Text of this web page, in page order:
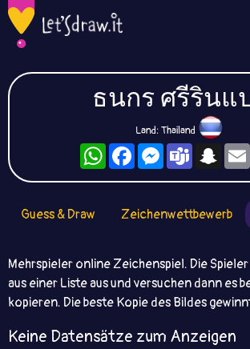
ธนกร ศรีรินแ
Land: Thailand
WhatsAppFacebookMessengerTeams
Guess & Draw Zeichenwettbewerb
Mehrspieler online Zeichenspiel. Die
aus einer Liste aus und versuchen dann es
kopieren. Die beste Kopie des Bildes
Keine Datensätze zum Anzeigen